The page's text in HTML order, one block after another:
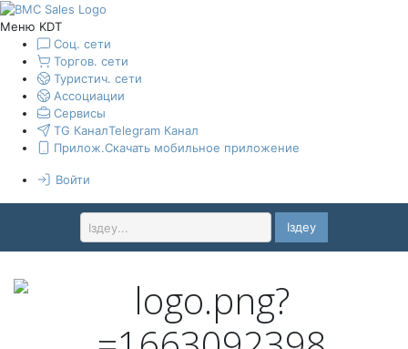
Меню KDT
Соц. сети
Торгов. сети
Туристич. сети
Ассоциации
Сервисы
TG КаналTelegram Канал
Прилож.Скачать мобильное приложение
Войти
Іздеу